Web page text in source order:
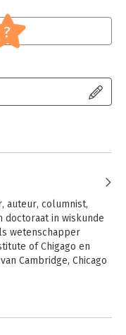
?
auteur, columnist,
doctoraat in wiskunde
wetenschapper
of Chigago en
Cambridge, Chicago